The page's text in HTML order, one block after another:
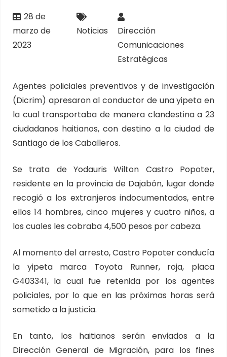
28 de
marzo de
2023
Noticias
Dirección
Comunicaciones
Estratégicas
Agentes policiales preventivos y de investigación
(Dicrim) apresaron al conductor de una yipeta en
la cual transportaba de manera clandestina a 23
ciudadanos haitianos, con destino a la ciudad de
Santiago de los Caballeros.
Se trata de Yodauris Wilton Castro Popoter,
residente en la provincia de Dajabón, lugar donde
recogió a los extranjeros indocumentados, entre
ellos 14 hombres, cinco mujeres y cuatro niños, a
los cuales les cobraba 4,500 pesos por cabeza.
Al momento del arresto, Castro Popoter conducía
la yipeta marca Toyota Runner, roja, placa
G403341, la cual fue retenida por los agentes
policiales, por lo que en las próximas horas será
sometido a la justicia.
En tanto, los haitianos serán enviados a la
Dirección General de Migración, para los fines